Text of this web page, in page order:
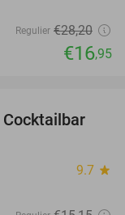
Regulier €28,20
€16,95
34%
9.7 star